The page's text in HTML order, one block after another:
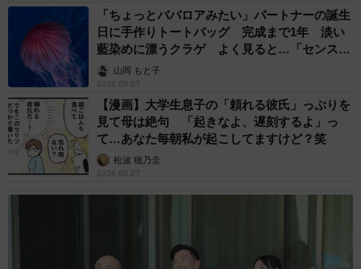
「ちょっとババロアみたい」パートナーの誕生
日に手作りトートバッグ 完成まで1年 淡い
藍染めに漂うクラゲ よく見ると…「センスす
ごい」山岡 もと子
2026.08.07
【漫画】大学生息子の「頼れる彼氏」っぷりを
見て母は絶句 「起きなよ、遅刻するよ」っ
て…あなた毎朝私が起こしてますけど？笑
松波 穂乃圭
2026.08.07